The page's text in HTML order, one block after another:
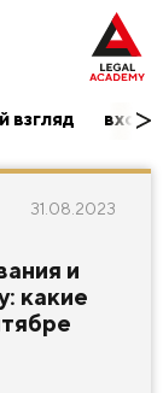
взгляд вход/
31.08.2023
и
какие